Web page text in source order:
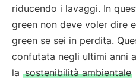
riducendo i lavaggi. In
green non deve voler dire
green se sei in perdita.
confutata negli ultimi anni
la sostenibilità ambientale